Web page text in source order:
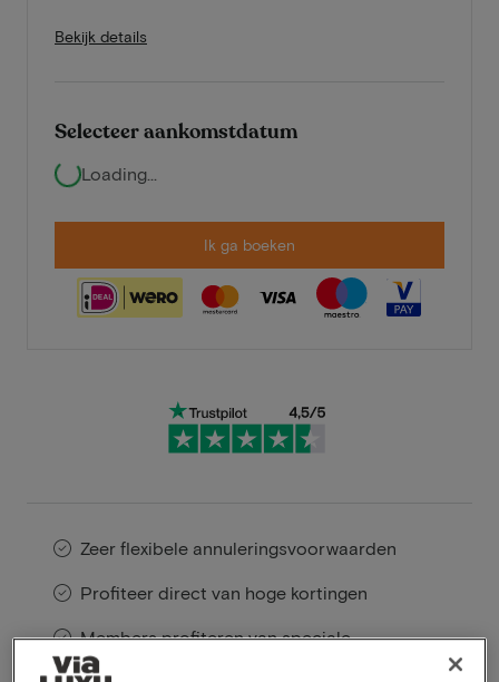
Bekijk details
Selecteer aankomstdatum
Loading...
Ik ga boeken
Zeer flexibele annuleringsvoorwaarden
Profiteer direct van hoge kortingen
Members profiteren van speciale
aanbiedingen